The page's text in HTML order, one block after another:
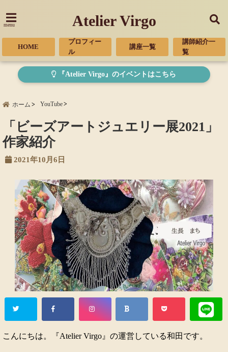
menu Atelier Virgo
HOME
プロフィー
ル
講座一覧
講師紹介一
覧
『Atelier Virgo』のイベントはこちら
ホーム YouTube
「ビーズアートジュエリー展2021」
作家紹介
2021年10月6日
こんにちは。『Atelier Virgo』の運営している和田です。